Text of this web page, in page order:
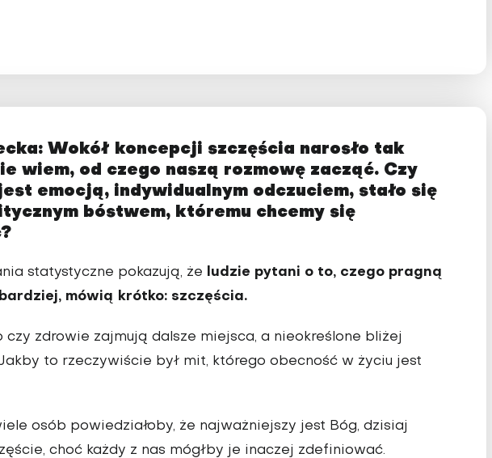
Wokół koncepcji szczęścia narosło tak
wiem, od czego naszą rozmowę zacząć. Czy
emocją, indywidualnym odczuciem, stało się
bóstwem, któremu chcemy się
statystyczne pokazują, że
ludzie pytani o to, czego pragną
mówią krótko: szczęścia.
czy zdrowie zajmują dalsze miejsca, a nieokreślone bliżej
to rzeczywiście był mit, którego obecność w życiu jest
osób powiedziałoby, że najważniejszy jest Bóg, dzisiaj
choć każdy z nas mógłby je inaczej zdefiniować.